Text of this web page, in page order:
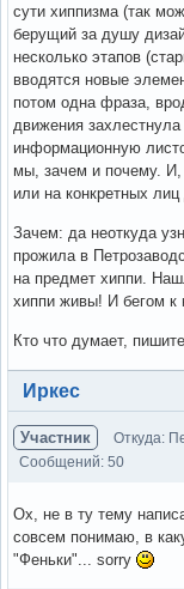
сути хиппизма (так
берущий за душу
несколько этапов
вводятся новые
потом одна фраза,
движения
информационную
мы, зачем и почему.
или на конкретных лиц
Зачем: да неоткуда
прожила в
на предмет хиппи.
хиппи живы! И бегом к
Кто что думает,
Вне форума
Иркес
Участник Откуда:
Сообщений: 50
Ох, не в ту тему
совсем понимаю, в
"Феньки"... sorry